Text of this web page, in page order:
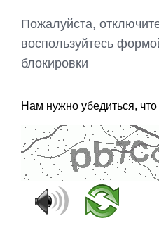
Пожалуйста,
воспользуйтесь
блокировки
Нам нужно убедиться,